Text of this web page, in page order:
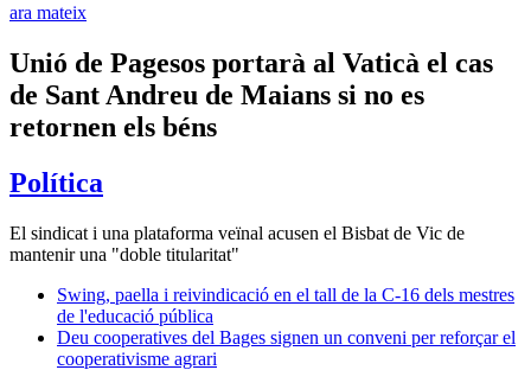
ara mateix
Unió de Pagesos portarà al Vaticà el cas
de Sant Andreu de Maians si no es
retornen els béns
Política
El sindicat i una plataforma veïnal acusen el Bisbat de Vic de
mantenir una "doble titularitat"
Swing, paella i reivindicació en el tall de la C-16 dels mestres
de l'educació pública
Deu cooperatives del Bages signen un conveni per reforçar el
cooperativisme agrari